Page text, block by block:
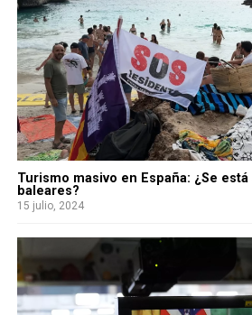
Turismo masivo en España: ¿Se
baleares?
15 julio, 2024